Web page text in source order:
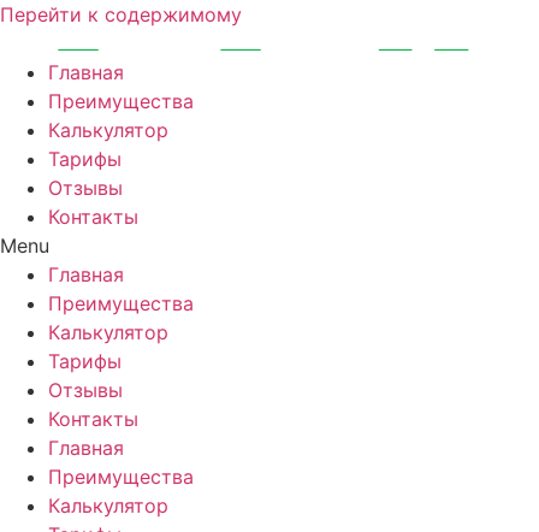
Перейти к содержимому
Главная
Преимущества
Калькулятор
Тарифы
Отзывы
Контакты
Menu
Главная
Преимущества
Калькулятор
Тарифы
Отзывы
Контакты
Главная
Преимущества
Калькулятор